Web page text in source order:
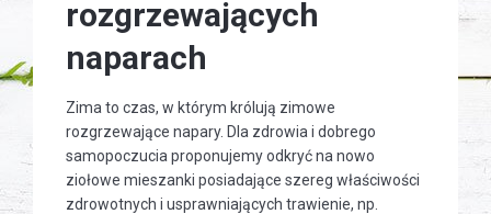
rozgrzewających
naparach
Zima to czas, w którym królują zimowe
rozgrzewające napary. Dla zdrowia i dobrego
samopoczucia proponujemy odkryć na nowo
ziołowe mieszanki posiadające szereg właściwości
zdrowotnych i usprawniających trawienie, np.